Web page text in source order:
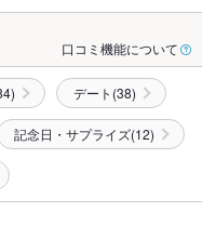
口コミ機能について
デート(38)
記念日・サプライズ(12)